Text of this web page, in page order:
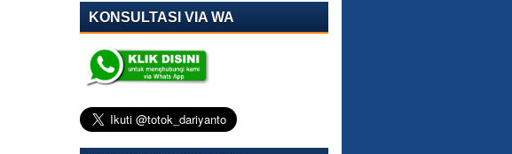
KONSULTASI VIA WA